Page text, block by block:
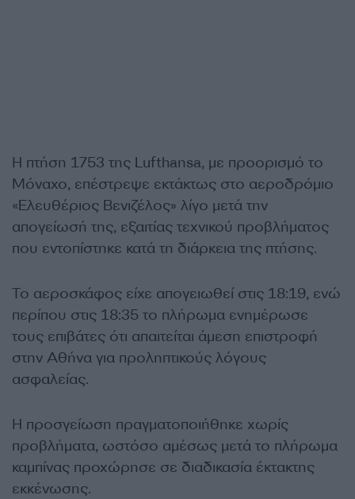
Η πτήση 1753 της Lufthansa, με προορισμό το
Μόναχο, επέστρεψε εκτάκτως στο αεροδρόμιο
«Ελευθέριος Βενιζέλος» λίγο μετά την
απογείωσή της, εξαιτίας τεχνικού προβλήματος
που εντοπίστηκε κατά τη διάρκεια της πτήσης.
Το αεροσκάφος είχε απογειωθεί στις 18:19, ενώ
περίπου στις 18:35 το πλήρωμα ενημέρωσε
τους επιβάτες ότι απαιτείται άμεση επιστροφή
στην Αθήνα για προληπτικούς λόγους
ασφαλείας.
Η προσγείωση πραγματοποιήθηκε χωρίς
προβλήματα, ωστόσο αμέσως μετά το πλήρωμα
καμπίνας προχώρησε σε διαδικασία έκτακτης
εκκένωσης.